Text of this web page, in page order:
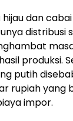
dan
distribusi
produksi.
putih
rupiah yang
impor.